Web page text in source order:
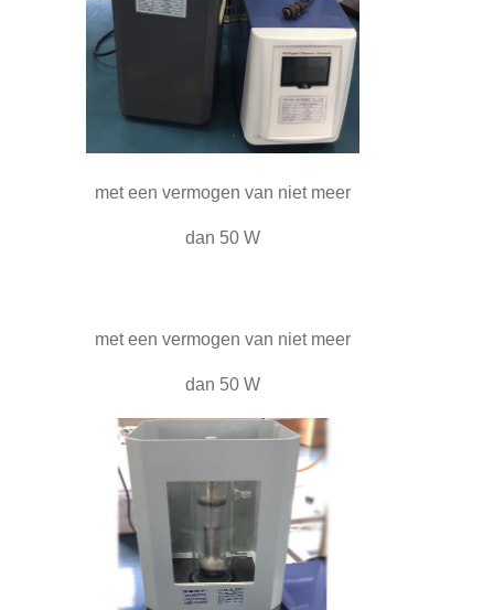
met een vermogen van niet meer
dan 50 W
met een vermogen van niet meer
dan 50 W